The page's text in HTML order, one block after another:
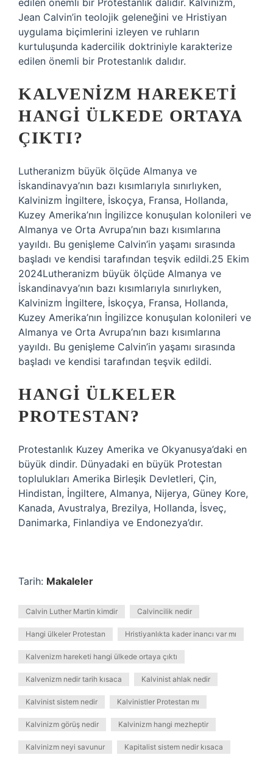
edilen önemli bir Protestanlık dalıdır. Kalvinizm,
Jean Calvin’in teolojik geleneğini ve Hristiyan
uygulama biçimlerini izleyen ve ruhların
kurtuluşunda kadercilik doktriniyle karakterize
edilen önemli bir Protestanlık dalıdır.
KALVENIZM HAREKETI
HANGI ÜLKEDE ORTAYA
ÇIKTI?
Lutheranizm büyük ölçüde Almanya ve
İskandinavya’nın bazı kısımlarıyla sınırlıyken,
Kalvinizm İngiltere, İskoçya, Fransa, Hollanda,
Kuzey Amerika’nın İngilizce konuşulan kolonileri ve
Almanya ve Orta Avrupa’nın bazı kısımlarına
yayıldı. Bu genişleme Calvin’in yaşamı sırasında
başladı ve kendisi tarafından teşvik edildi.25 Ekim
2024Lutheranizm büyük ölçüde Almanya ve
İskandinavya’nın bazı kısımlarıyla sınırlıyken,
Kalvinizm İngiltere, İskoçya, Fransa, Hollanda,
Kuzey Amerika’nın İngilizce konuşulan kolonileri ve
Almanya ve Orta Avrupa’nın bazı kısımlarına
yayıldı. Bu genişleme Calvin’in yaşamı sırasında
başladı ve kendisi tarafından teşvik edildi.
HANGI ÜLKELER
PROTESTAN?
Protestanlık Kuzey Amerika ve Okyanusya’daki en
büyük dindir. Dünyadaki en büyük Protestan
toplulukları Amerika Birleşik Devletleri, Çin,
Hindistan, İngiltere, Almanya, Nijerya, Güney Kore,
Kanada, Avustralya, Brezilya, Hollanda, İsveç,
Danimarka, Finlandiya ve Endonezya’dır.
Tarih: Makaleler
Calvin Luther Martin kimdir Calvincilik nedir
Hangi ülkeler Protestan Hristiyanlıkta kader inancı var mı
Kalvenizm hareketi hangi ülkede ortaya çıktı
Kalvenizm nedir tarih kısaca Kalvinist ahlak nedir
Kalvinist sistem nedir Kalvinistler Protestan mı
Kalvinizm görüş nedir Kalvinizm hangi mezheptir
Kalvinizm neyi savunur Kapitalist sistem nedir kısaca